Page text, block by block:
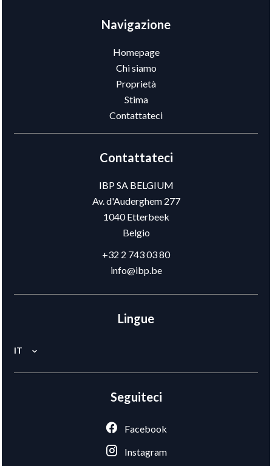
Navigazione
Homepage
Chi siamo
Proprietà
Stima
Contattateci
Contattateci
IBP SA BELGIUM
Av. d'Auderghem 277
1040Etterbeek
Belgio
+32 2 743 03 80
info@ibp.be
Lingue
IT
Seguiteci
Facebook
Instagram